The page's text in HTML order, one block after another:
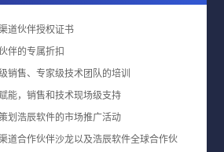
道伙伴授权证书
伴的专属折扣
销售、专家级技术团队的培训
能，销售和技术现场级支持
划浩辰软件的市场推广活动
道合作伙伴沙龙以及浩辰软件全球合作伙